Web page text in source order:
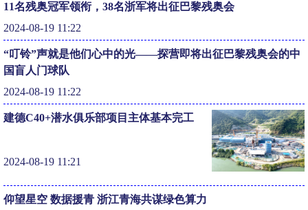
11名残奥冠军领衔，38名浙军将出征巴黎残奥会
2024-08-19 11:22
“叮铃”声就是他们心中的光——探营即将出征巴黎残奥会的中
国盲人门球队
2024-08-19 11:22
建德C40+潜水俱乐部项目主体基本完工
2024-08-19 11:21
仰望星空 数据援青 浙江青海共谋绿色算力